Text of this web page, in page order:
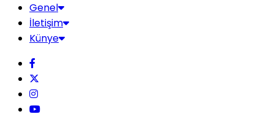
Genel
İletişim
Künye